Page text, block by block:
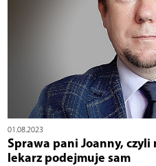
01.08.2023
Sprawa pani Joanny,
lekarz podejmuje sam